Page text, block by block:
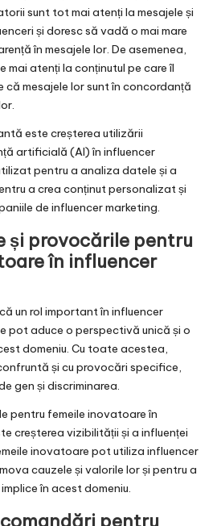
sunt tot mai atenți la mesajele și
și doresc să vadă o mai mare
în mesajele lor. De asemenea,
mai atenți la conținutul pe care îl
că mesajele lor sunt în concordanță
este creșterea utilizării
artificială (AI) în influencer
pentru a analiza datele și a
a crea conținut personalizat și
de influencer marketing.
și provocările pentru
în influencer
un rol important în influencer
pot aduce o perspectivă unică și o
domeniu. Cu toate acestea,
și cu provocări specifice,
gen și discriminarea.
pentru femeile inovatoare în
creșterea vizibilității și a influenței
inovatoare pot utiliza influencer
cauzele și valorile lor și pentru a
în acest domeniu.
pentru